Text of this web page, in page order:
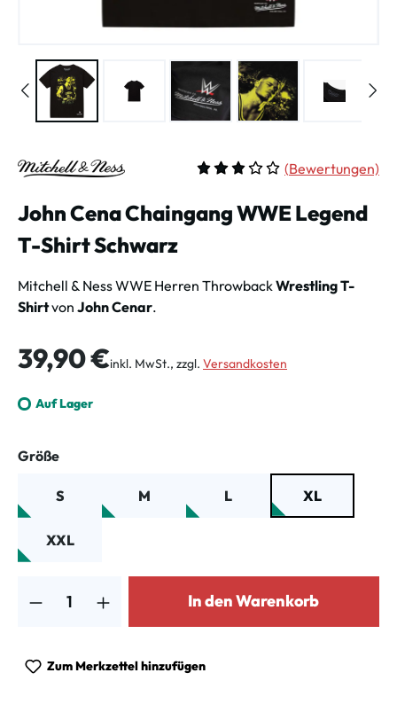
(Bewertungen)
John Cena Chaingang WWE Legend
T-Shirt Schwarz
Mitchell & Ness WWE Herren ThrowbackWrestling T-
Shirtvon John Cenar.
Regulärer Preis:
39,90 €inkl. MwSt., zzgl. Versandkosten
Auf Lager
Größeauswählen
S M L XL
XXL
In den Warenkorb
Zum Merkzettel hinzufügen